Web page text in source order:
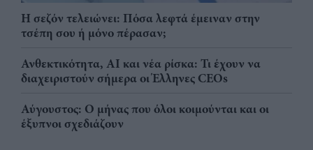
Η σεζόν τελειώνει: Πόσα λεφτά έμειναν στην
τσέπη σου ή μόνο πέρασαν;
Ανθεκτικότητα, AI και νέα ρίσκα: Τι έχουν να
διαχειριστούν σήμερα οι Έλληνες CEOs
Αύγουστος: Ο μήνας που όλοι κοιμούνται και οι
έξυπνοι σχεδιάζουν